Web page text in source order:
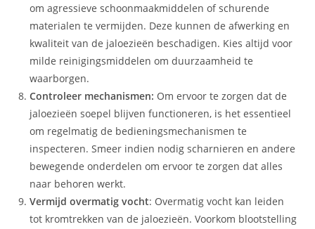
om agressieve schoonmaakmiddelen of schurende
materialen te vermijden. Deze kunnen de afwerking en
kwaliteit van de jaloezieën beschadigen. Kies altijd voor
milde reinigingsmiddelen om duurzaamheid te
waarborgen.
Controleer mechanismen: Om ervoor te zorgen dat de
jaloezieën soepel blijven functioneren, is het essentieel
om regelmatig de bedieningsmechanismen te
inspecteren. Smeer indien nodig scharnieren en andere
bewegende onderdelen om ervoor te zorgen dat alles
naar behoren werkt.
Vermijd overmatig vocht: Overmatig vocht kan leiden
tot kromtrekken van de jaloezieën. Voorkom blootstelling